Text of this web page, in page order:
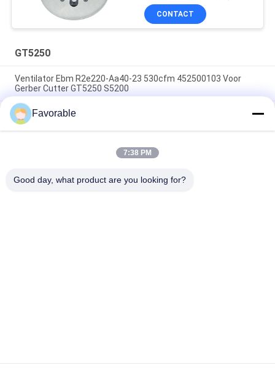
CONTACT
GT5250
Ventilator Ebm R2e220-Aa40-23 530cfm 452500103 Voor
Gerber Cutter GT5250 S5200
Witte smeermiddel met veelvuldige vloeistof met PTFE,
Renolit ST80 Speciaal geschikt voor GT5250 GT7250 Deel
596500005
Transducer, KI, ASSY, SHORT CABLE 0240-00281 Voor GT5250
Favorable
7:38 PM
Good day, what product are you looking for?